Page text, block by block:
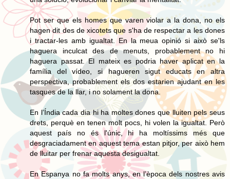
Pot ser que els homes que varen violar a la dona, no els
hagen dit des de xicotets que s'ha de respectar a les dones
i tractar-les amb igualtat. En la meua opinió si això se'ls
haguera inculcat des de menuts, probablement no hi
haguera passat. El mateix es podria haver aplicat en la
família del vídeo, si hagueren sigut educats en altra
perspectiva, probablement els dos estarien ajudant en les
tasques de la llar, i no solament la dona.
En l’Índia cada dia hi ha moltes dones que lluiten pels seus
drets, perquè en tenen molt pocs, hi volen la igualtat. Però
aquest país no és l'únic, hi ha moltíssims més que
desgraciadament en aquest tema estan pitjor, per això hem
de lluitar per frenar aquesta desigualtat.
En Espanya no fa molts anys, en l’època dels nostres avis